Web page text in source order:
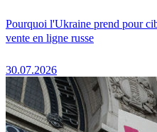
Pourquoi l'Ukraine prend pour
vente en ligne russe
30.07.2026